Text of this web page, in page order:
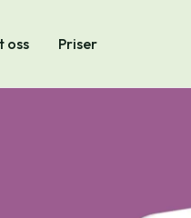
oss Priser